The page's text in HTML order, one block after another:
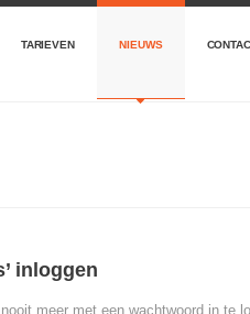
TARIEVEN NIEUWS
inloggen
meer met een wachtwoord in te